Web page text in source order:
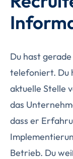
Du hast
telefoniert. Du
aktuelle Stelle
das
dass er
Betrieb. Du